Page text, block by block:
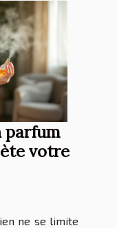
parfum
votre
ne se limite